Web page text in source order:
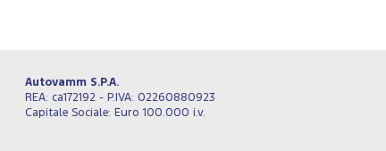
Autovamm S.P.A.
REA: ca172192 - P.IVA: 02260880923
Capitale Sociale: Euro 100.000 i.v.